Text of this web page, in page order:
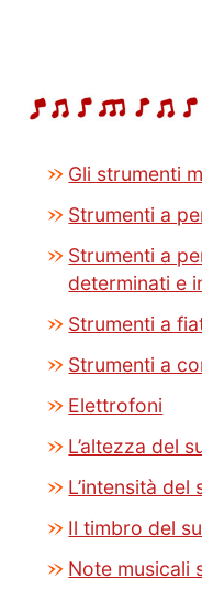
Gli strumenti
Strumenti a
Strumenti a
determinati e
Strumenti a
Strumenti a
Elettrofoni
L’altezza del
L’intensità del
Il timbro del
Note musicali